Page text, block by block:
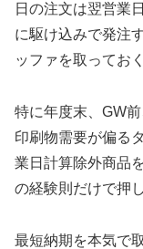
日の注文は翌営業
に駆け込みで発注
ッファを取ってお
特に年度末、GW
印刷物需要が偏る
業日計算除外商品
の経験則だけで押
最短納期を本気で